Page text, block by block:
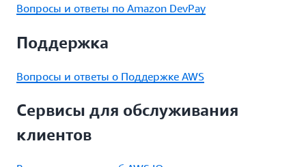
Вопросы и ответы по Amazon DevPay
Поддержка
Вопросы и ответы о Поддержке AWS
Сервисы для обслуживания
клиентов